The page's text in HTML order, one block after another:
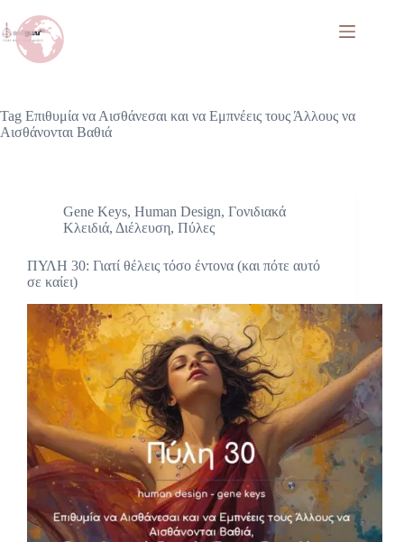
Tag Επιθυμία να Αισθάνεσαι και να Εμπνέεις τους Άλλους να
Αισθάνονται Βαθιά
Gene Keys, Human Design, Γονιδιακά
Κλειδιά, Διέλευση, Πύλες
ΠΥΛΗ 30: Γιατί θέλεις τόσο έντονα (και πότε αυτό
σε καίει)